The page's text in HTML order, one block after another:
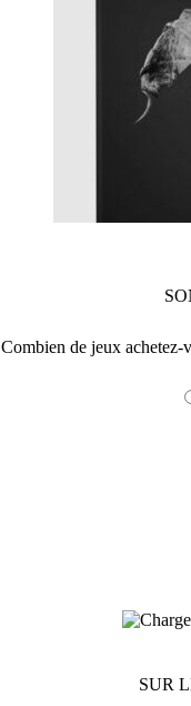
Combien de jeux achetez-
SUR